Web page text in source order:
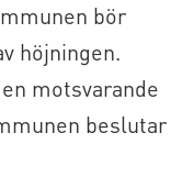
bör
höjningen.
motsvarande
beslutar